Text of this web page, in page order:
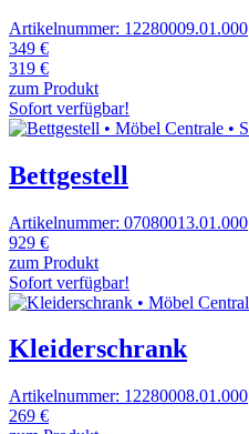
Artikelnummer: 12280009.01.000
349 €
319 €
zum Produkt
Sofort verfügbar!
Bettgestell
Artikelnummer: 07080013.01.000
929 €
zum Produkt
Sofort verfügbar!
Kleiderschrank
Artikelnummer: 12280008.01.000
269 €